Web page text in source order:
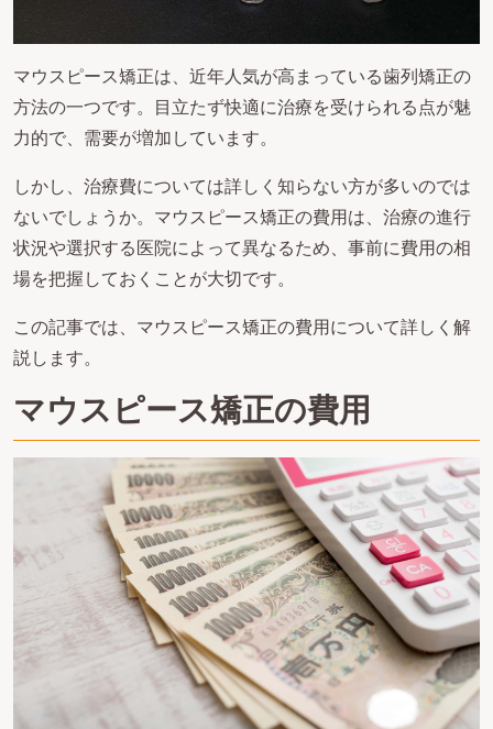
マウスピース矯正は、近年人気が高まっている歯列矯正の
方法の一つです。目立たず快適に治療を受けられる点が魅
力的で、需要が増加しています。
しかし、治療費については詳しく知らない方が多いのでは
ないでしょうか。マウスピース矯正の費用は、治療の進行
状況や選択する医院によって異なるため、事前に費用の相
場を把握しておくことが大切です。
この記事では、マウスピース矯正の費用について詳しく解
説します。
マウスピース矯正の費用